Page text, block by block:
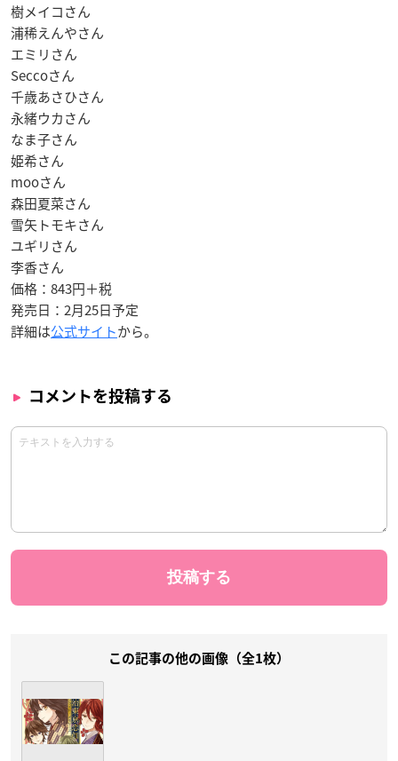
樹メイコさん
浦稀えんやさん
エミリさん
Seccoさん
千歳あさひさん
永緒ウカさん
なま子さん
姫希さん
mooさん
森田夏菜さん
雪矢トモキさん
ユギリさん
李香さん
価格：843円＋税
発売日： 2月25日予定
詳細は公式サイトから。
コメントを投稿する
この記事の他の画像（全1枚）